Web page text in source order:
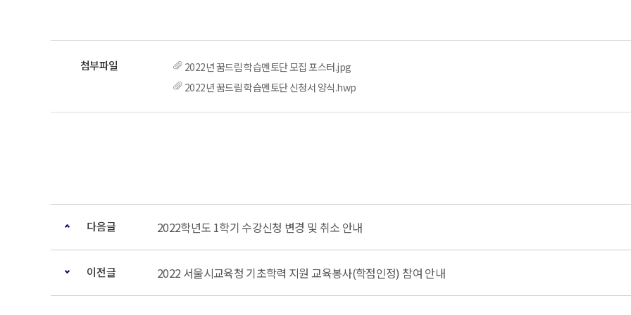
2022년 꿈드림 학습멘토단 모집 포스터.jpg
2022년 꿈드림 학습멘토단 신청서 양식.hwp
다음글 2022학년도 1학기 수강신청 변경 및 취소 안내
이전글 2022 서울시교육청 기초학력 지원 교육봉사(학점인정) 참여 안내